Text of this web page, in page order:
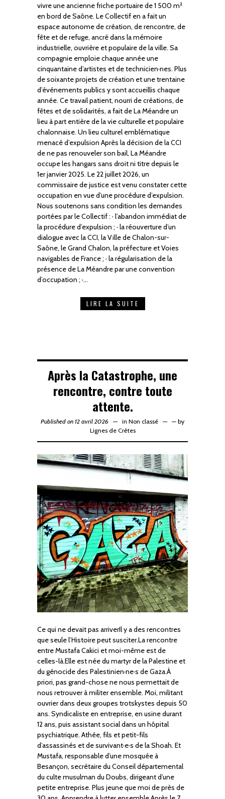
vivre une ancienne friche portuaire de 1 500 m²
en bord de Saône. Le Collectif en a fait un
espace autonome de création, de rencontre, de
fête et de refuge, ancré dans la mémoire
industrielle, ouvrière et populaire de la ville. Sa
compagnie emploie chaque année une
cinquantaine d’artistes et de technicien·nes. Plus
de soixante projets de création et une trentaine
d’événements publics y sont accueillis chaque
année. Ce travail patient, nourri de créations, de
fêtes et de solidarités, a fait de La Méandre un
lieu à part entière de la vie culturelle et populaire
chalonnaise. Un lieu culturel emblématique
menacé d’expulsion Après la décision de la CCI
de ne pas renouveler son bail, La Méandre
occupe les hangars sans droit ni titre depuis le
1er janvier 2025. Le 22 juillet 2026, un
commissaire de justice est venu constater cette
occupation en vue d’une procédure d’expulsion.
Nous soutenons sans condition les demandes
portées par le Collectif : · l’abandon immédiat de
la procédure d’expulsion ; · la réouverture d’un
dialogue avec la CCI, la Ville de Chalon-sur-
Saône, le Grand Chalon, la préfecture et Voies
navigables de France ; · la régularisation de la
présence de La Méandre par une convention
d’occupation ; ·…
LIRE LA SUITE
Après la Catastrophe, une
rencontre, contre toute
attente.
Published on 12 avril 2026 in Non classé — by
Lignes de Crêtes
Ce qui ne devait pas arriverIl y a des rencontres
que seule l’Histoire peut susciter.La rencontre
entre Mustafa Cakici et moi-même est de
celles-là.Elle est née du martyr de la Palestine et
du génocide des Palestinien·ne·s de Gaza.À
priori, pas grand-chose ne nous permettait de
nous retrouver à militer ensemble. Moi, militant
ouvrier dans deux groupes trotskystes depuis 50
ans. Syndicaliste en entreprise, en usine durant
12 ans, puis assistant social dans un hôpital
psychiatrique. Athée, fils et petit-fils
d’assassinés et de survivant·e·s de la Shoah. Et
Mustafa, responsable d’une mosquée à
Besançon, secrétaire du Conseil départemental
du culte musulman du Doubs, dirigeant d’une
petite entreprise. Plus jeune que moi de près de